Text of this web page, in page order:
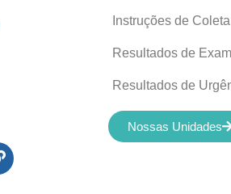
Instruções de Coleta
Resultados de
Resultados de
Nossas Unidades